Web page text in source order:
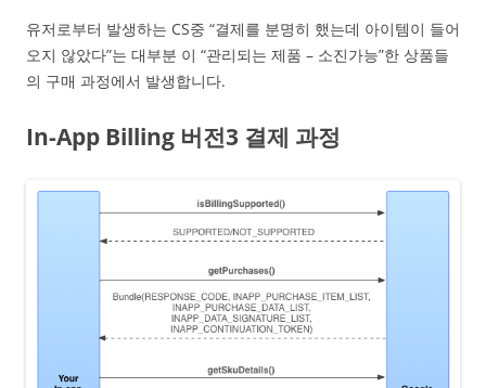
유저로부터 발생하는 CS중 “결제를 분명히 했는데 아이템이 들어
오지 않았다”는 대부분 이 “관리되는 제품 – 소진가능”한 상품들
의 구매 과정에서 발생합니다.
In-App Billing 버전3 결제 과정